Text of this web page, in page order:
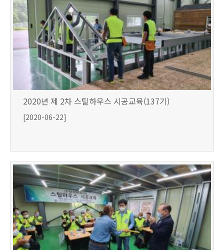
2020년 제 2차 스틸하우스 시공교육(137기)
[2020-06-22]